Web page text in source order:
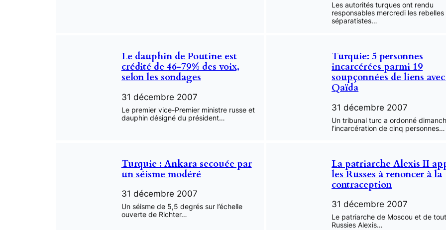
Les autorités turques ont rendu
responsables mercredi les rebelles
séparatistes…
Le dauphin de Poutine est
crédité de 46-79% des voix,
selon les sondages
31 décembre 2007
Le premier vice-Premier ministre russe et
dauphin désigné du président…
Turquie: 5 personnes
incarcérées parmi 19
soupçonnées de liens
Qaïda
31 décembre 2007
Un tribunal turc a ordonné
l’incarcération de cinq personnes…
Turquie : Ankara secouée par
un séisme modéré
31 décembre 2007
Un séisme de 5,5 degrés sur l’échelle
ouverte de Richter…
La patriarche Alexis II
les Russes à renoncer à la
contraception
31 décembre 2007
Le patriarche de Moscou et de
Russies Alexis…